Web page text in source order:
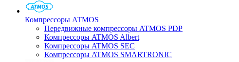
Компрессоры ATMOS
Передвижные компрессоры ATMOS PDP
Компрессоры ATMOS Albert
Компрессоры ATMOS SEC
Компрессоры ATMOS SMARTRONIC